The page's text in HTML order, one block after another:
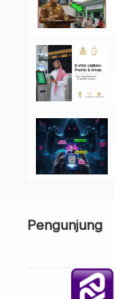
Pengunjung